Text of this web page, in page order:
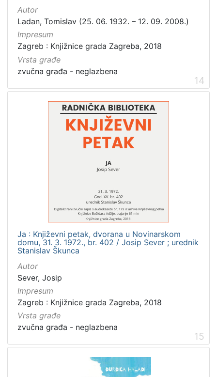
Autor
Ladan, Tomislav (25. 06. 1932. – 12. 09. 2008.)
Impresum
Zagreb : Knjižnice grada Zagreba, 2018
Vrsta građe
zvučna građa - neglazbena
14
Ja : Književni petak, dvorana u Novinarskom
domu, 31. 3. 1972., br. 402 / Josip Sever ; urednik
Stanislav Škunca
Autor
Sever, Josip
Impresum
Zagreb : Knjižnice grada Zagreba, 2018
Vrsta građe
zvučna građa - neglazbena
15